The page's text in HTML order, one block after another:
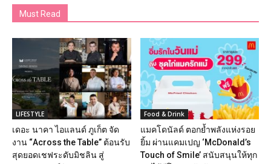
Must Read
LIFESTYLE
เดอะ นาคา ไอแลนด์ ภูเก็ต จัด
งาน “Across the Table” ต้อนรับ
สุดยอดเชฟระดับมิชลิน สู่
Food & Drink
แมคโดนัลด์ ตอกย้ำพลังแห่งรอย
ยิ้ม ผ่านแคมเปญ ‘McDonald’s
Touch of Smile’ สนับสนุนให้ทุก